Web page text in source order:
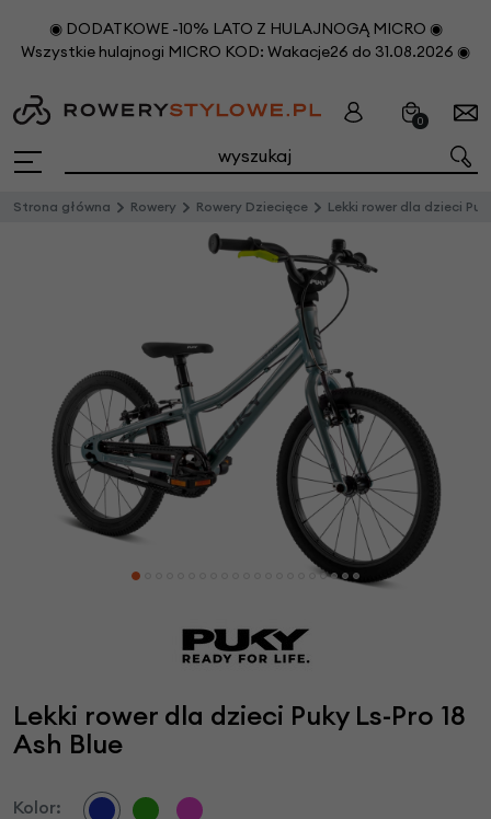
◉ DODATKOWE -10% LATO Z HULAJNOGĄ MICRO ◉
Wszystkie hulajnogi MICRO KOD: Wakacje26 do 31.08.2026 ◉
0
Strona główna Rowery Rowery Dziecięce Lekki rower dla dzieci Puky Ls-Pro 18 Ash Blue
Lekki rower dla dzieci Puky Ls-Pro 18
Ash Blue
Kolor: